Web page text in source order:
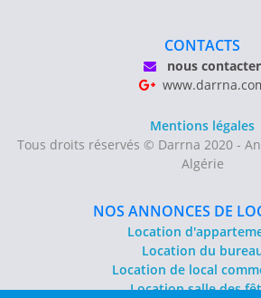
CONTACTS
nous contacter
Mentions légales
Tous droits réservés © Darrna 2020 -
Algérie
NOS ANNONCES DE
Location
Location du
Location de local
Location salle des